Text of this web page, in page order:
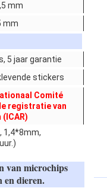
mm
mm
5 jaar garantie
stickers
Comité
registratie van
1,4*8mm,
van microchips
en dieren.